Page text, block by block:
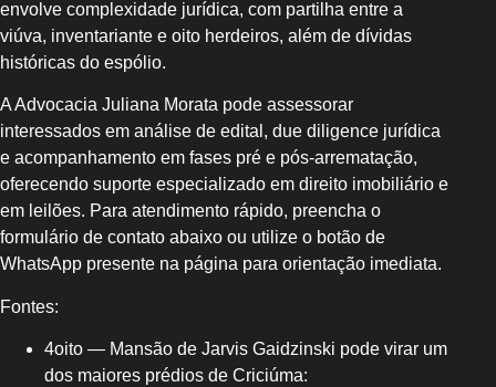
envolve complexidade jurídica, com partilha entre a
viúva, inventariante e oito herdeiros, além de dívidas
históricas do espólio.
A Advocacia Juliana Morata pode assessorar
interessados em análise de edital, due diligence jurídica
e acompanhamento em fases pré e pós-arrematação,
oferecendo suporte especializado em direito imobiliário e
em leilões. Para atendimento rápido, preencha o
formulário de contato abaixo ou utilize o botão de
WhatsApp presente na página para orientação imediata.
Fontes:
4oito — Mansão de Jarvis Gaidzinski pode virar um
dos maiores prédios de Criciúma: